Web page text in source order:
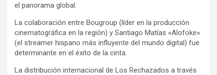
el panorama global.
La colaboración entre Bougroup (líder en la producción
cinematográfica en la región) y Santiago Matías «Alofoke»
(el streamer hispano más influyente del mundo digital) fue
determinante en el éxito de la cinta.
La distribución internacional de Los Rechazados a través